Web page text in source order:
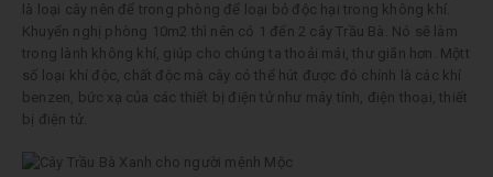
là loại cây nên để trong phòng để loại bỏ độc hại trong không khí.
Khuyến nghị phòng 10m2 thì nên có 1 đến 2 cây Trầu Bà. Nó sẽ làm
trong lành không khí, giúp cho chúng ta thoải mái, thư giãn hơn. Mộtt
số loại khí độc, chất độc mà cây có thể hút được đó chính là các khí
benzen, bức xạ của các thiết bị điện tử như máy tính, điện thoại, thiết
bị điện tử.